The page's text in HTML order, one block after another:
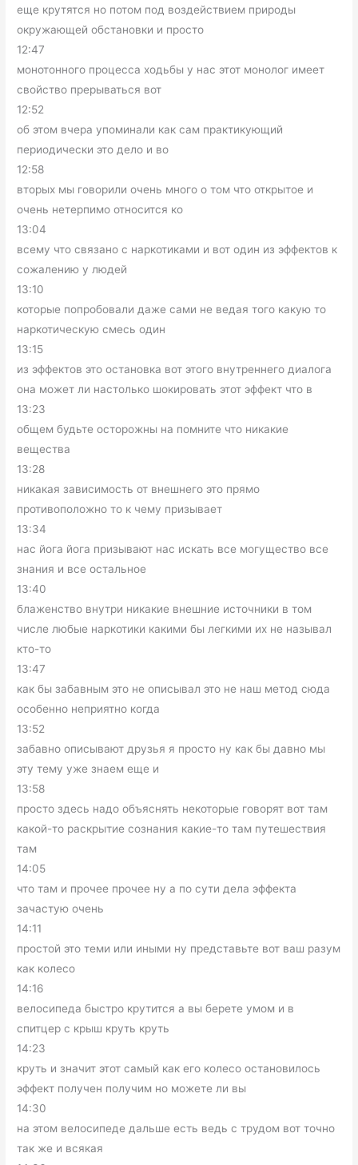
еще крутятся но потом под воздействием природы
окружающей обстановки и просто
12:47
монотонного процесса ходьбы у нас этот монолог имеет
свойство прерываться вот
12:52
об этом вчера упоминали как сам практикующий
периодически это дело и во
12:58
вторых мы говорили очень много о том что открытое и
очень нетерпимо относится ко
13:04
всему что связано с наркотиками и вот один из эффектов к
сожалению у людей
13:10
которые попробовали даже сами не ведая того какую то
наркотическую смесь один
13:15
из эффектов это остановка вот этого внутреннего диалога
она может ли настолько шокировать этот эффект что в
13:23
общем будьте осторожны на помните что никакие
вещества
13:28
никакая зависимость от внешнего это прямо
противоположно то к чему призывает
13:34
нас йога йога призывают нас искать все могущество все
знания и все остальное
13:40
блаженство внутри никакие внешние источники в том
числе любые наркотики какими бы легкими их не называл
кто-то
13:47
как бы забавным это не описывал это не наш метод сюда
особенно неприятно когда
13:52
забавно описывают друзья я просто ну как бы давно мы
эту тему уже знаем еще и
13:58
просто здесь надо объяснять некоторые говорят вот там
какой-то раскрытие сознания какие-то там путешествия
там
14:05
что там и прочее прочее ну а по сути дела эффекта
зачастую очень
14:11
простой это теми или иными ну представьте вот ваш разум
как колесо
14:16
велосипеда быстро крутится а вы берете умом и в
спитцер с крыш круть круть
14:23
круть и значит этот самый как его колесо остановилось
эффект получен получим но можете ли вы
14:30
на этом велосипеде дальше есть ведь с трудом вот точно
так же и всякая